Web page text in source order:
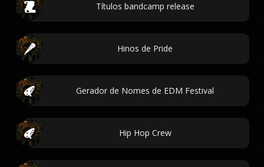
Títulos bandcamp release
Hinos de Pride
Gerador de Nomes de EDM Festival
Hip Hop Crew